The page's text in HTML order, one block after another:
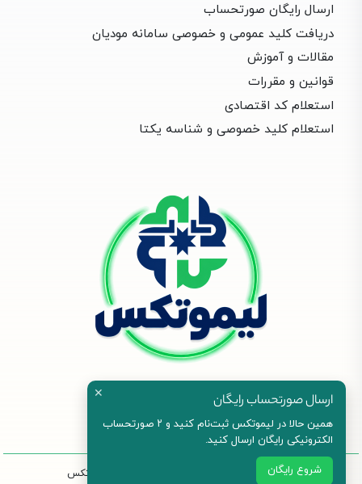
ارسال رایگان صورتحساب
دریافت کلید عمومی و خصوصی سامانه مودیان
مقالات و آموزش
قوانین و مقررات
استعلام کد اقتصادی
استعلام کلید خصوصی و شناسه یکتا
©2023 طراحی و پیاده سازی : تیم نرم افزاری لیموتکس
✕ ارسال صورتحساب رایگان
همین حالا در لیموتکس ثبت‌نام کنید و ۲ صورتحساب
الکترونیکی رایگان ارسال کنید.
شروع رایگان